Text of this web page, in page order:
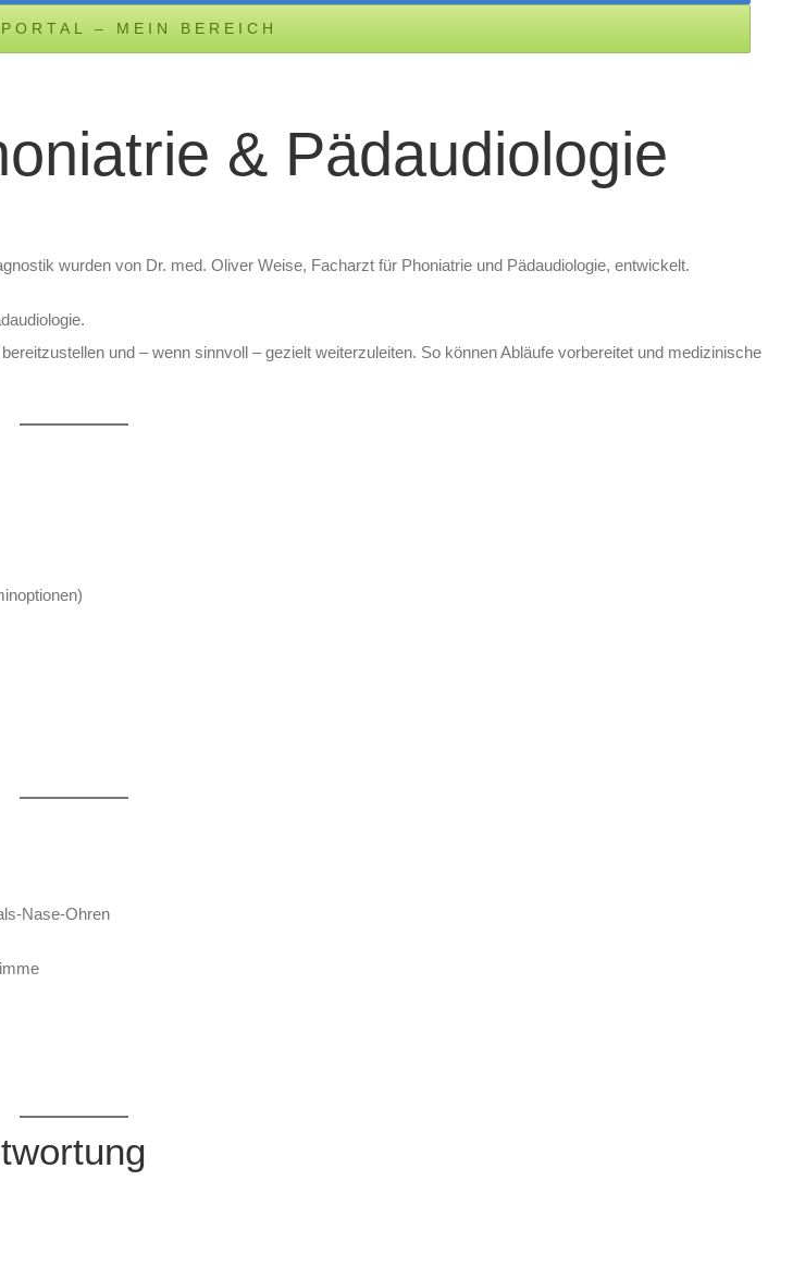
– MEIN BEREICH
& Pädaudiologie
wurden von Dr. med. Oliver Weise, Facharzt für Phoniatrie und Pädaudiologie, entwickelt.
und – wenn sinnvoll – gezielt weiterzuleiten. So können Abläufe vorbereitet und medizinische
Nase-Ohren